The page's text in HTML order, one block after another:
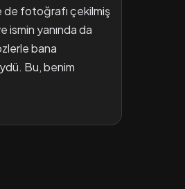
de fotoğrafı çekilmiş
ismin yanında da
bana
Bu, benim